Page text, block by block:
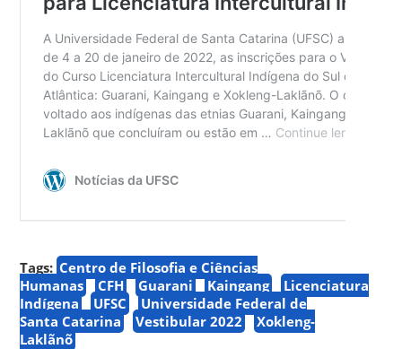
Tags: Centro de Filosofia e Ciências
Humanas
CFH Guarani Kaingang
Licenciatura
Indígena
UFSC
Universidade Federal de
Santa Catarina
Vestibular 2022
Xokleng-
Laklãnõ